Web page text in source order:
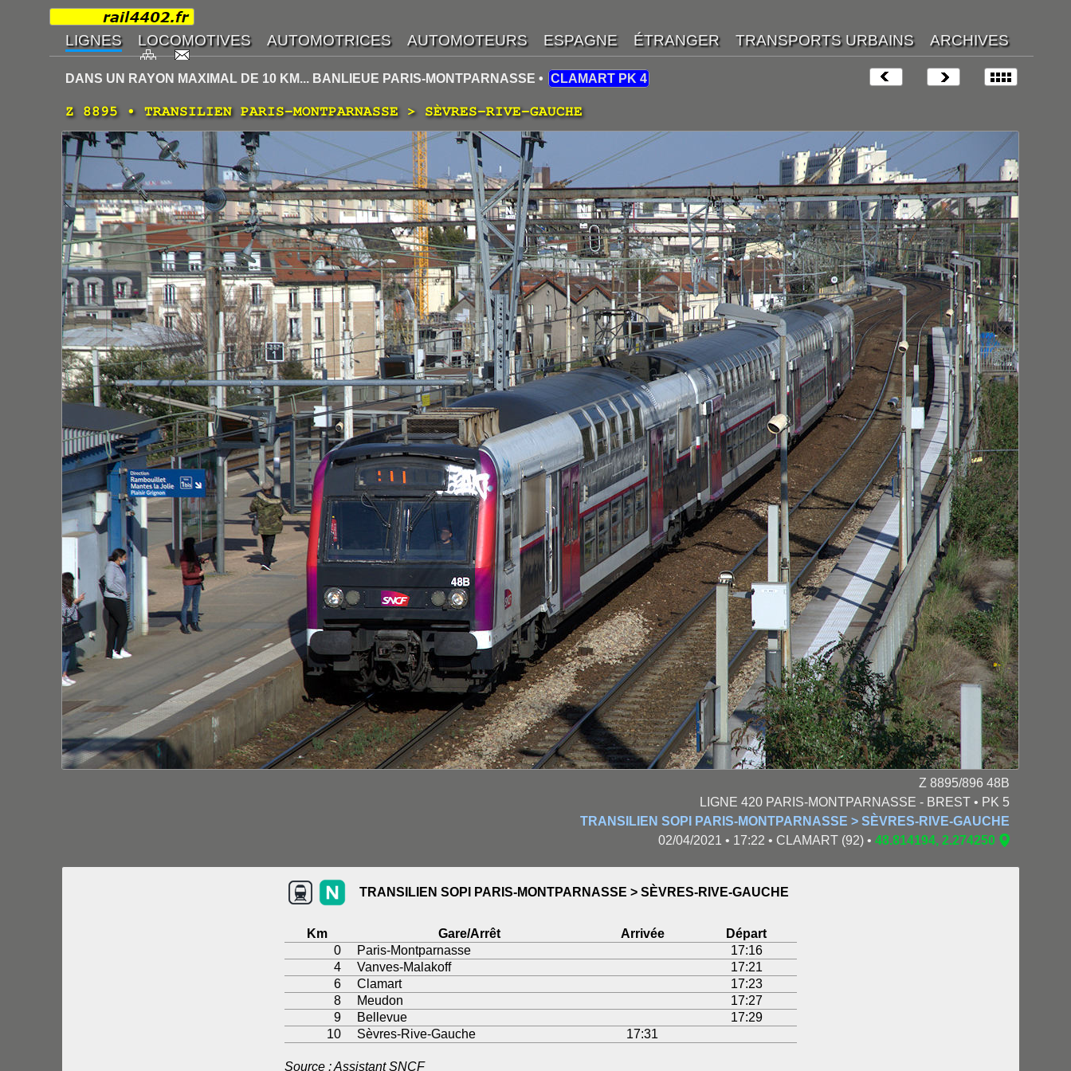
DANS UN RAYON MAXIMAL DE 10 KM... BANLIEUE PARIS-MONTPARNASSE • CLAMART PK 4
Z 8895 • TRANSILIEN PARIS-MONTPARNASSE > SÈVRES-RIVE-GAUCHE
Z 8895/896 48B
LIGNE 420 PARIS-MONTPARNASSE - BREST • PK 5
TRANSILIEN SOPI PARIS-MONTPARNASSE > SÈVRES-RIVE-GAUCHE
02/04/2021 • 17:22 • CLAMART (92) • 48.814194, 2.274250
TRANSILIEN SOPI PARIS-MONTPARNASSE > SÈVRES-RIVE-GAUCHE
Km Gare/Arrêt Arrivée
Départ
0
Paris-Montparnasse
17:16
4
Vanves-Malakoff
17:21
6
Clamart
17:23
8
Meudon
17:27
9
Bellevue
17:29
10
Sèvres-Rive-Gauche 17:31
Source : Assistant SNCF